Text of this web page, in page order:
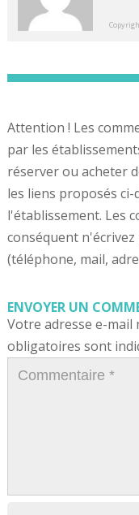
Attention ! Les
par les
réserver ou acheter
les liens proposés
l'établissement. Les
conséquent
(téléphone, mail,
ENVOYER UN
Votre adresse e-mail
obligatoires sont